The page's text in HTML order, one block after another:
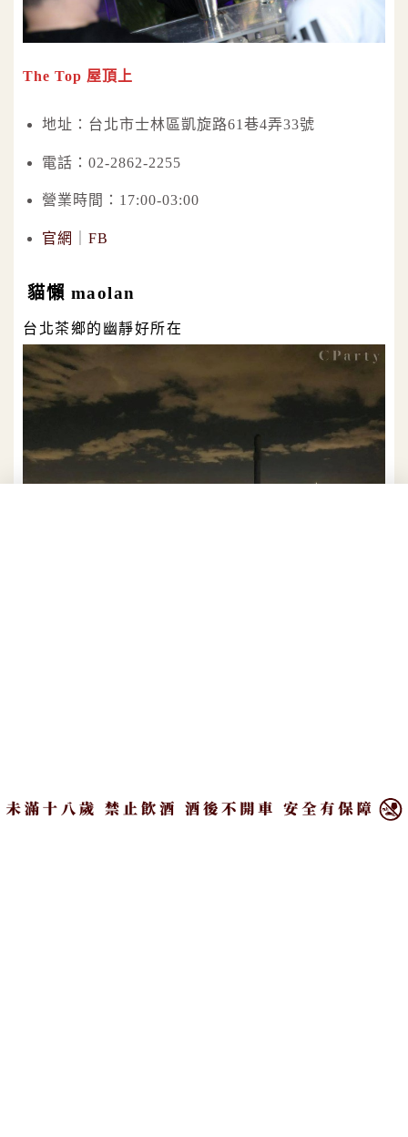
The Top 屋頂上
地址：台北市士林區凱旋路61巷4弄33號
電話：02-2862-2255
營業時間：17:00-03:00
官網 FB
貓懶 maolan
台北茶鄉的幽靜好所在